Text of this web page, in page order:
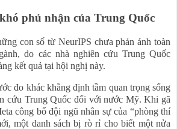
phủ nhận của Trung Quốc
con số từ NeurIPS chưa phản ánh toàn
do các nhà nghiên cứu Trung Quốc
kết quả tại hội nghị này.
đo khác khẳng định tầm quan trọng sống
cứu Trung Quốc đối với nước Mỹ. Khi gã
công bố đội ngũ nhân sự của “phòng thí
một danh sách bị rò rỉ cho biết một nửa